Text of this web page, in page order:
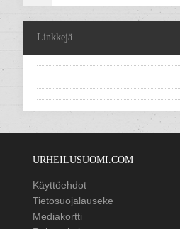
Linkkejä
URHEILUSUOMI.COM
Käyttöehdot
Tietosuojalauseke
Mediakortti